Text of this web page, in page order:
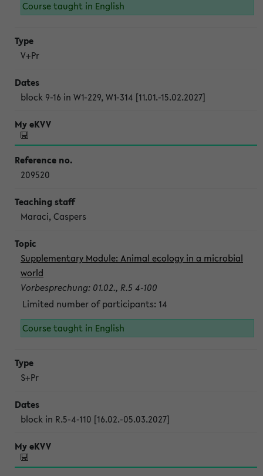
Course taught in English
V+Pr
block 9-16 in W1-229, W1-314 [11.01.-15.02.2027]
209520
Maraci, Caspers
Supplementary Module: Animal ecology in a microbial
world
Vorbesprechung: 01.02., R.5 4-100
Limited number of participants: 14
Course taught in English
S+Pr
block in R.5-4-110 [16.02.-05.03.2027]